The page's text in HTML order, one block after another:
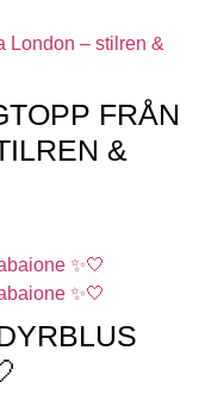
FRÅN
&